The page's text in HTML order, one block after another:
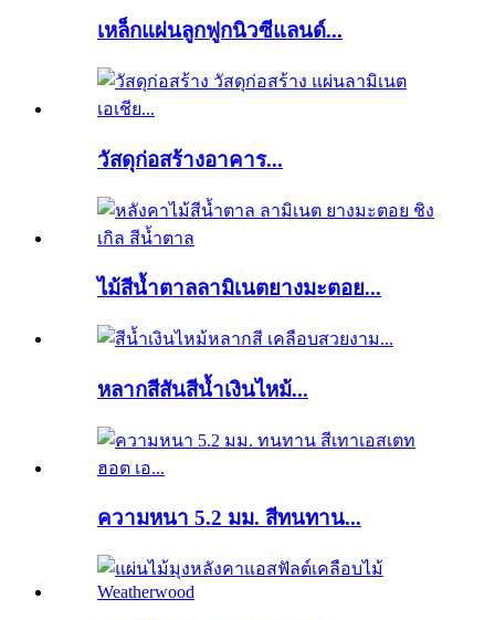
เหล็กแผ่นลูกฟูกนิวซีแลนด์...
วัสดุก่อสร้างอาคาร...
ไม้สีน้ำตาลลามิเนตยางมะตอย...
หลากสีสันสีน้ำเงินไหม้...
ความหนา 5.2 มม. สีทนทาน...